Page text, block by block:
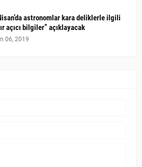
astronomlar kara deliklerle ilgili
açıcı bilgiler” açıklayacak
06, 2019